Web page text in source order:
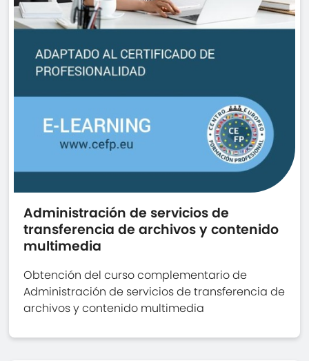
Administración de servicios de
transferencia de archivos y contenido
multimedia
Obtención del curso complementario de
Administración de servicios de transferencia de
archivos y contenido multimedia